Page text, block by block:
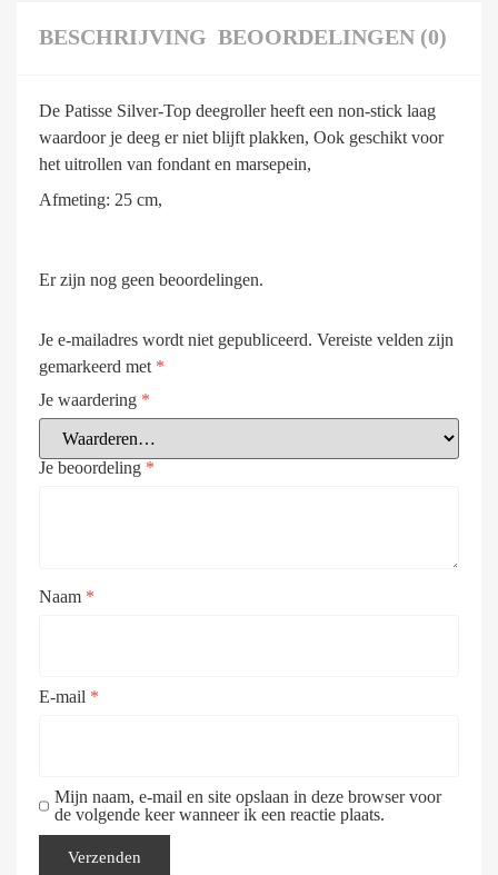
BESCHRIJVING BEOORDELINGEN (0)
De Patisse Silver-Top deegroller heeft een non-stick laag
waardoor je deeg er niet blijft plakken, Ook geschikt voor
het uitrollen van fondant en marsepein,
Afmeting: 25 cm,
Er zijn nog geen beoordelingen.
Je e-mailadres wordt niet gepubliceerd. Vereiste velden zijn
gemarkeerd met *
Je waardering *
Je beoordeling *
Naam *
E-mail *
Mijn naam, e-mail en site opslaan in deze browser voor
de volgende keer wanneer ik een reactie plaats.